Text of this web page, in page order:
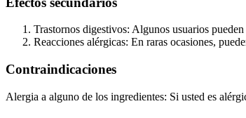
Trastornos digestivos: Algunos usuarios
Reacciones alérgicas: En raras ocasiones,
Contraindicaciones
Alergia a alguno de los ingredientes: Si usted es